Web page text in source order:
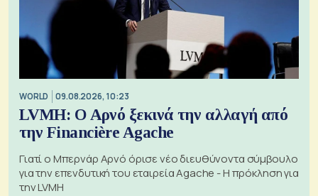
WORLD 09.08.2026, 10:23
LVMH: Ο Αρνό ξεκινά την αλλαγή από
την Financière Agache
Γιατί ο Μπερνάρ Αρνό όρισε νέο διευθύνοντα σύμβουλο
για την επενδυτική του εταιρεία Agache - Η πρόκληση για
την LVMH